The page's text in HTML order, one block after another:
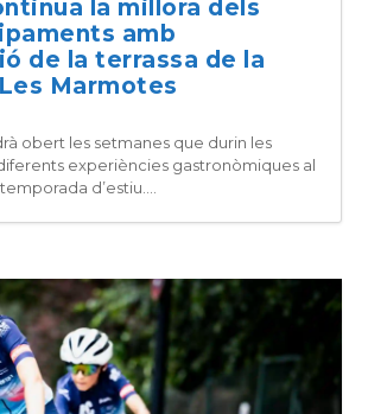
la millora dels
amb
de la terrassa de la
Marmotes
obert les setmanes que durin les
experiències gastronòmiques al
d’estiu....